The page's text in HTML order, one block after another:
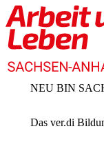
NEU BIN
Das ver.di